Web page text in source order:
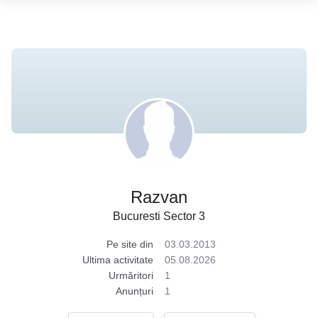
Razvan
Bucuresti Sector 3
Pe site din
03.03.2013
Ultima activitate
05.08.2026
Urmăritori
1
Anunțuri
1